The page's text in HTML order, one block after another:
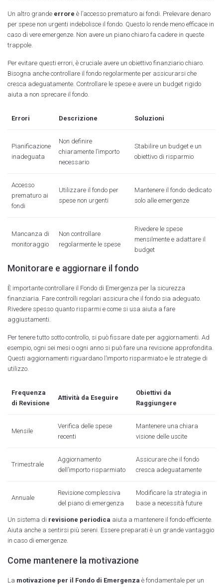
Un altro grande errore è l’accesso prematuro ai fondi. Prelevare denaro
per spese non urgenti indebolisce il fondo. Questo lo rende meno efficace in
caso di vere emergenze. Non avere un piano chiaro fa cadere in queste
trappole.
Per evitare questi errori, è cruciale avere un obiettivo finanziario chiaro.
Bisogna anche controllare il fondo regolarmente per assicurarsi che
cresca adeguatamente. Controllare le spese e avere un budget rigido
aiuta a non sprecare il fondo.
Errori Descrizione Soluzioni
Pianificazione
inadeguata
Non definire
chiaramente l’importo
necessario
Stabilire un budget e un
obiettivo di risparmio
Accesso
prematuro ai
fondi
Utilizzare il fondo per
spese non urgenti
Mantenere il fondo dedicato
solo alle emergenze
Mancanza di
monitoraggio
Non controllare
regolarmente le spese
Rivedere le spese
mensilmente e adattare il
budget
Monitorare e aggiornare il fondo
È importante controllare il Fondo di Emergenza per la sicurezza
finanziaria. Fare controlli regolari assicura che il fondo sia adeguato.
Rivedere spesso quanto risparmi e come si usa aiuta a fare
aggiustamenti.
Per tenere tutto sotto controllo, si può fissare date per aggiornamenti. Ad
esempio, ogni sei mesi o ogni anno si può fare una revisione approfondita.
Questi aggiornamenti riguardano l’importo risparmiato e le strategie di
utilizzo.
Frequenza
di Revisione
Attività da Eseguire
Obiettivi da
Raggiungere
Mensile
Verifica delle spese
recenti
Mantenere una chiara
visione delle uscite
Trimestrale
Aggiornamento
dell’importo risparmiato
Assicurare che il fondo
cresca adeguatamente
Annuale
Revisione complessiva
del piano di emergenza
Modificare la strategia in
base a necessità future
Un sistema di revisione periodica aiuta a mantenere il fondo efficiente.
Aiuta anche a sentirsi più sereni. Essere preparati è un grande vantaggio
in caso di emergenze.
Come mantenere la motivazione
La motivazione per il Fondo di Emergenza è fondamentale per un